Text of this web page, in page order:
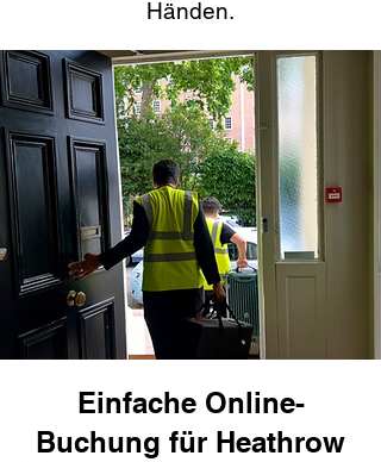
Händen.
Einfache Online-
Buchung für Heathrow